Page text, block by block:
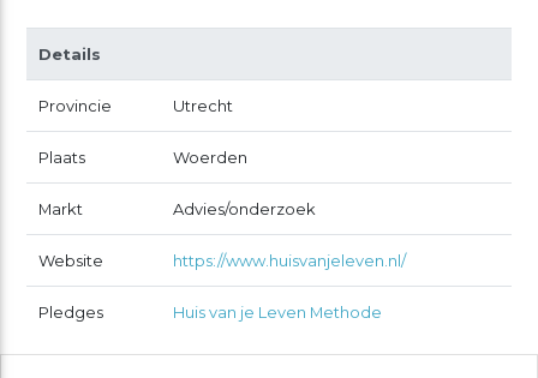
Details
Provincie Utrecht
Plaats Woerden
Markt Advies/onderzoek
Website https://www.huisvanjeleven.nl/
Pledges Huis van je Leven Methode